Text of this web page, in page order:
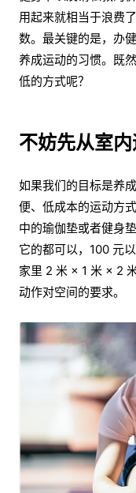
用起来就相当于浪费
数。最关键的是，办
养成运动的习惯。既
低的方式呢？
不妨先从室
如果我们的目标是养
便、低成本的运动方
中的瑜伽垫或者健身
它的都可以，100 元
家里 2 米 × 1 米 × 2
动作对空间的要求。